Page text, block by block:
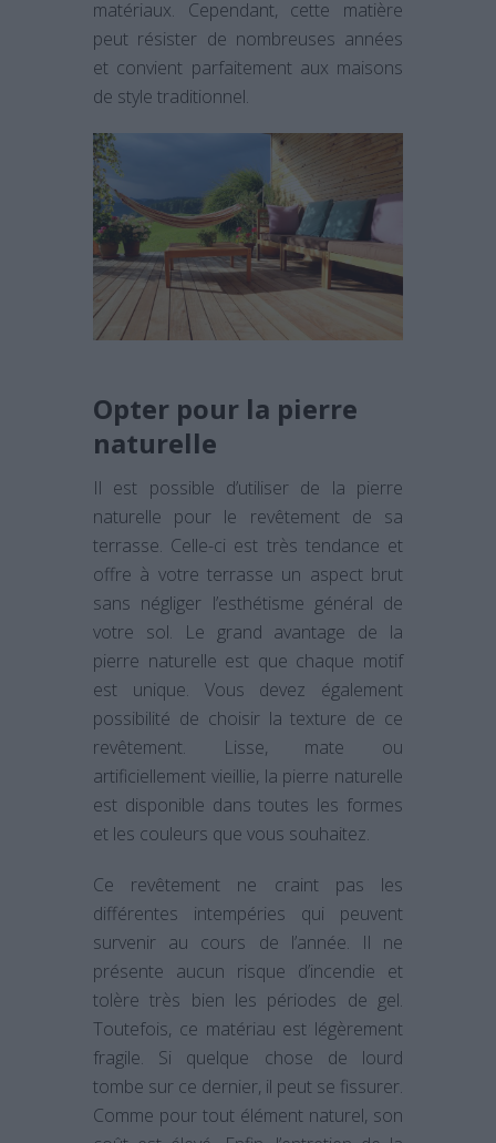
matériaux. Cependant, cette matière
peut résister de nombreuses années
et convient parfaitement aux maisons
de style traditionnel.
Opter pour la pierre
naturelle
Il est possible d’utiliser de la pierre
naturelle pour le revêtement de sa
terrasse. Celle-ci est très tendance et
offre à votre terrasse un aspect brut
sans négliger l’esthétisme général de
votre sol. Le grand avantage de la
pierre naturelle est que chaque motif
est unique. Vous devez également
possibilité de choisir la texture de ce
revêtement. Lisse, mate ou
artificiellement vieillie, la pierre naturelle
est disponible dans toutes les formes
et les couleurs que vous souhaitez.
Ce revêtement ne craint pas les
différentes intempéries qui peuvent
survenir au cours de l’année. Il ne
présente aucun risque d’incendie et
tolère très bien les périodes de gel.
Toutefois, ce matériau est légèrement
fragile. Si quelque chose de lourd
tombe sur ce dernier, il peut se fissurer.
Comme pour tout élément naturel, son